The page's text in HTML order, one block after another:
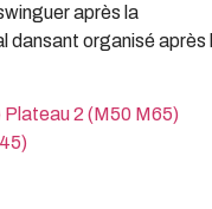
après la
dansant organisé après
Plateau 2 (M50 M65)